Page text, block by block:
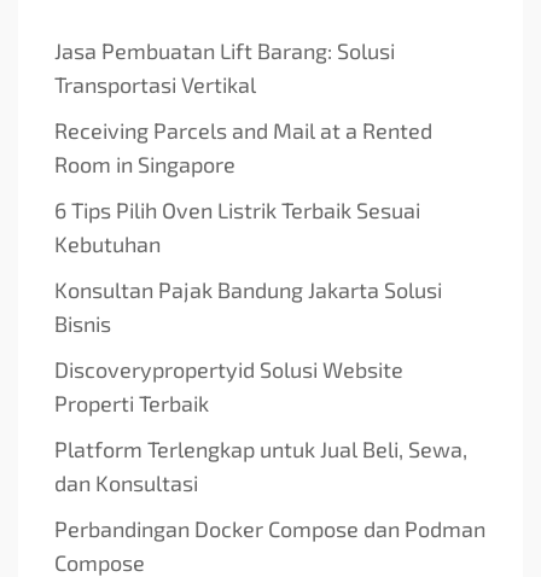
Jasa Pembuatan Lift Barang: Solusi
Transportasi Vertikal
Receiving Parcels and Mail at a Rented
Room in Singapore
6 Tips Pilih Oven Listrik Terbaik Sesuai
Kebutuhan
Konsultan Pajak Bandung Jakarta Solusi
Bisnis
Discoverypropertyid Solusi Website
Properti Terbaik
Platform Terlengkap untuk Jual Beli, Sewa,
dan Konsultasi
Perbandingan Docker Compose dan Podman
Compose